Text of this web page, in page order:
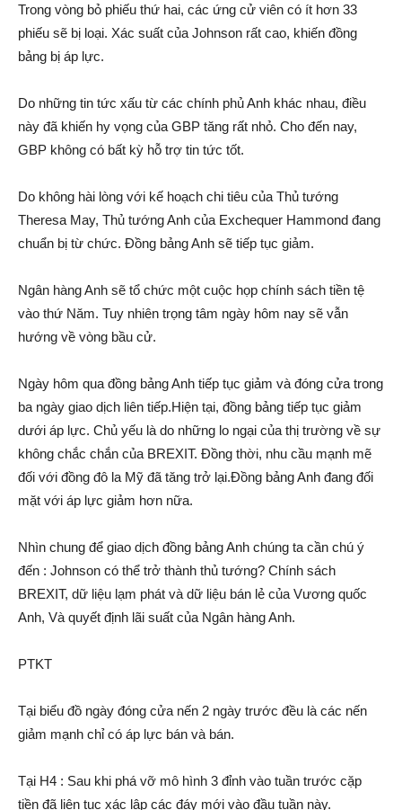
Trong vòng bỏ phiếu thứ hai, các ứng cử viên có ít hơn 33
phiếu sẽ bị loại. Xác suất của Johnson rất cao, khiến đồng
bảng bị áp lực.
Do những tin tức xấu từ các chính phủ Anh khác nhau, điều
này đã khiến hy vọng của GBP tăng rất nhỏ. Cho đến nay,
GBP không có bất kỳ hỗ trợ tin tức tốt.
Do không hài lòng với kế hoạch chi tiêu của Thủ tướng
Theresa May, Thủ tướng Anh của Exchequer Hammond đang
chuẩn bị từ chức. Đồng bảng Anh sẽ tiếp tục giảm.
Ngân hàng Anh sẽ tổ chức một cuộc họp chính sách tiền tệ
vào thứ Năm. Tuy nhiên trọng tâm ngày hôm nay sẽ vẫn
hướng về vòng bầu cử.
Ngày hôm qua đồng bảng Anh tiếp tục giảm và đóng cửa trong
ba ngày giao dịch liên tiếp.Hiện tại, đồng bảng tiếp tục giảm
dưới áp lực. Chủ yếu là do những lo ngại của thị trường về sự
không chắc chắn của BREXIT. Đồng thời, nhu cầu mạnh mẽ
đối với đồng đô la Mỹ đã tăng trở lại.Đồng bảng Anh đang đối
mặt với áp lực giảm hơn nữa.
Nhìn chung để giao dịch đồng bảng Anh chúng ta cần chú ý
đến : Johnson có thể trở thành thủ tướng? Chính sách
BREXIT, dữ liệu lạm phát và dữ liệu bán lẻ của Vương quốc
Anh, Và quyết định lãi suất của Ngân hàng Anh.
PTKT
Tại biểu đồ ngày đóng cửa nến 2 ngày trước đều là các nến
giảm mạnh chỉ có áp lực bán và bán.
Tại H4 : Sau khi phá vỡ mô hình 3 đỉnh vào tuần trước cặp
tiền đã liên tục xác lập các đáy mới vào đầu tuần này.